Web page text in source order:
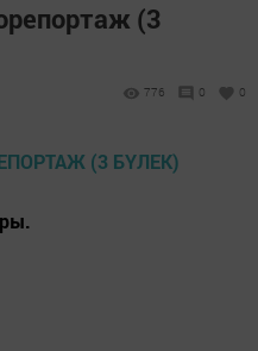
(3
776 0 0